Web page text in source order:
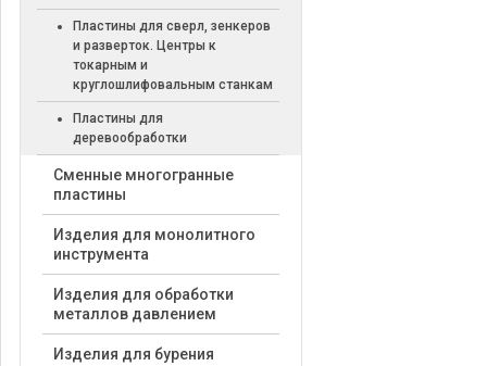
Пластины для сверл, зенкеров
и разверток. Центры к
токарным и
круглошлифовальным станкам
Пластины для
деревообработки
Cменные многогранные
пластины
Изделия для монолитного
инструмента
Изделия для обработки
металлов давлением
Изделия для бурения